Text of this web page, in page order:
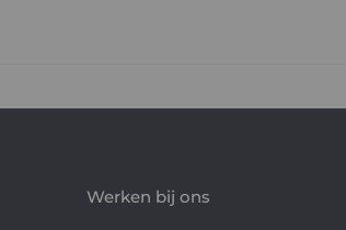
Werken bij ons